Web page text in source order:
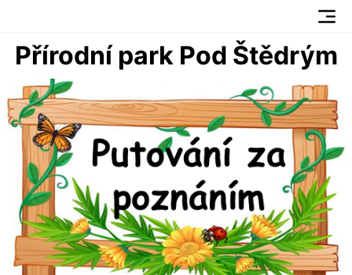
Přírodní park Pod Štědrým